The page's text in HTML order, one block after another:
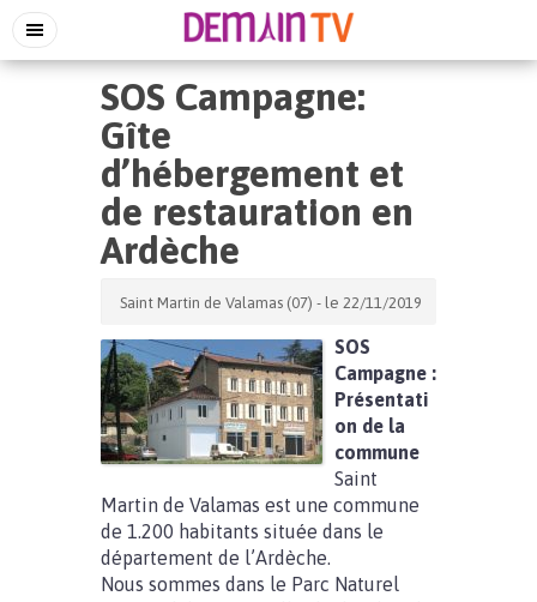
SOS Campagne:
Gîte
d’hébergement et
de restauration en
Ardèche
Saint Martin de Valamas (07) - le 22/11/2019
SOS
Campagne :
Présentati
on de la
commune
Saint
Martin de Valamas est une commune
de 1.200 habitants située dans le
département de l’Ardèche.
Nous sommes dans le Parc Naturel